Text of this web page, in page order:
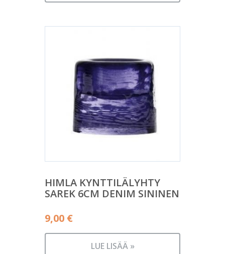
HIMLA KYNTTILÄLYHTY
SAREK 6CM DENIM SININEN
9,00 €
LUE LISÄÄ »